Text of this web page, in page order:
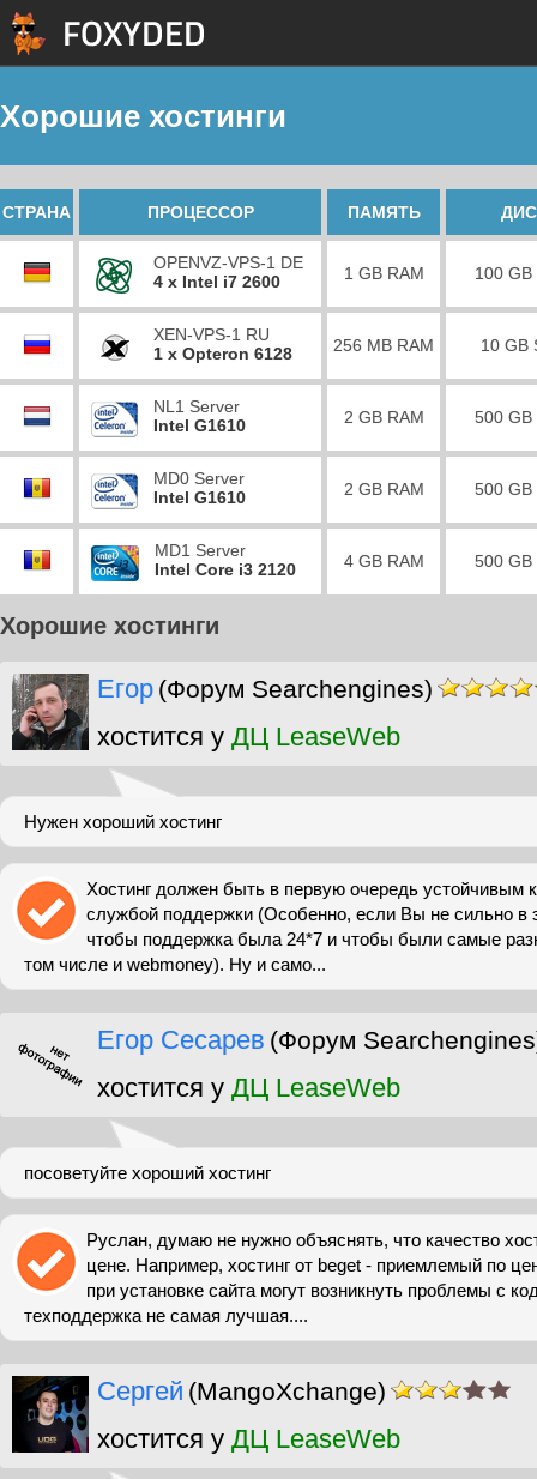
Хорошие хостинги
СТРАНА ПРОЦЕССОР ПАМЯТЬ
OPENVZ-VPS-1 DE
4 x Intel i7 2600
1 GB RAM 100 GB
XEN-VPS-1 RU
1 x Opteron 6128
256 MB RAM 10 GB
NL1 Server
Intel G1610
2 GB RAM 500 GB
MD0 Server
Intel G1610
2 GB RAM 500 GB
MD1 Server
Intel Core i3 2120
4 GB RAM 500 GB
Хорошие хостинги
Егор (Форум Searchengines)
хостится у ДЦ LeaseWeb
Нужен хороший хостинг
Хостинг должен быть в первую очередь устойчивым
службой поддержки (Особенно, если Вы не сильно в
чтобы поддержка была 24*7 и чтобы были самые
том числе и webmoney). Ну и само...
Егор Сесарев (Форум
хостится у ДЦ LeaseWeb
посоветуйте хороший хостинг
Руслан, думаю не нужно объяснять, что качество
цене. Например, хостинг от beget - приемлемый по
при установке сайта могут возникнуть проблемы с
техподдержка не самая лучшая....
Сергей (MangoXchange)
хостится у ДЦ LeaseWeb